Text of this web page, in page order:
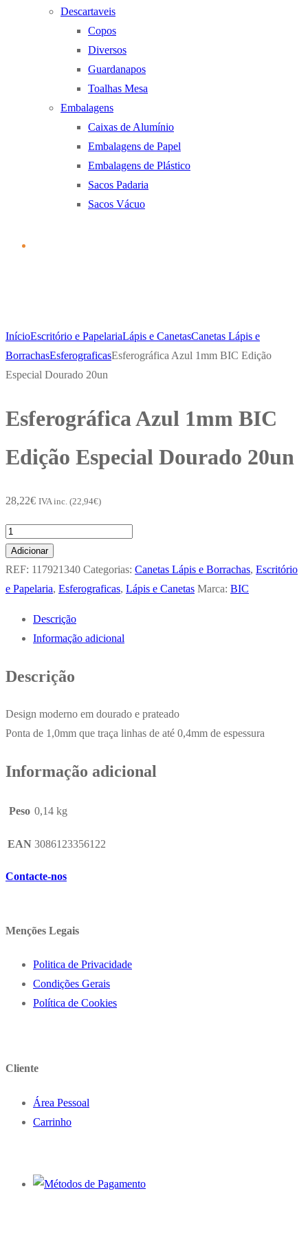
Descartaveis
Copos
Diversos
Guardanapos
Toalhas Mesa
Embalagens
Caixas de Alumínio
Embalagens de Papel
Embalagens de Plástico
Sacos Padaria
Sacos Vácuo
InícioEscritório e PapelariaLápis e CanetasCanetas Lápis e
BorrachasEsferograficasEsferográfica Azul 1mm BIC Edição
Especial Dourado 20un
Esferográfica Azul 1mm BIC
Edição Especial Dourado 20un
28,22€ IVA inc. (22,94€)
Quantidade
de
Esferográfica
Azul
Edição
Dourado
Adicionar
REF: 117921340 Categorias: Canetas Lápis e Borrachas, Escritório
e Papelaria, Esferograficas, Lápis e Canetas Marca: BIC
Descrição
Informação adicional
Descrição
Design moderno em dourado e prateado
Ponta de 1,0mm que traça linhas de até 0,4mm de espessura
Informação adicional
Peso 0,14 kg
EAN 3086123356122
Contacte-nos
Menções Legais
Politica de Privacidade
Condições Gerais
Política de Cookies
Cliente
Área Pessoal
Carrinho